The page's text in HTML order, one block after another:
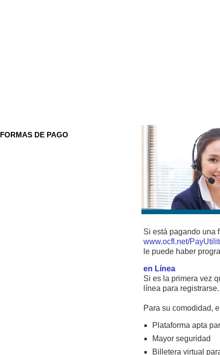
FORMAS DE PAGO
Si está pagando una
www.ocfl.net/
le puede haber
en Línea
Si es la primera vez
línea para registrarse.
Para su comodidad,
Plataforma apta
Mayor seguridad
Billetera virtual